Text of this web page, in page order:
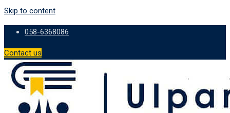
Skip to content
058-6368086
Contact us